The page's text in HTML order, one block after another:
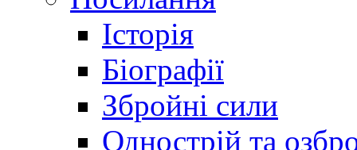
Історія
Біографії
Збройні сили
Однострій та